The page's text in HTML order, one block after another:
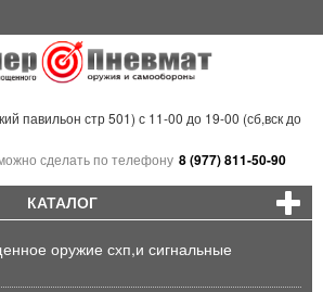
павильон стр 501) с 11-00 до 19-00 (сб,вск до
сделать по телефону 8 (977) 811-50-90
КАТАЛОГ
оружие схп,и сигнальные